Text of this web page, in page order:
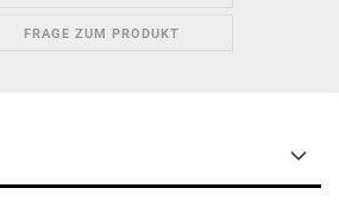
FRAGE ZUM PRODUKT